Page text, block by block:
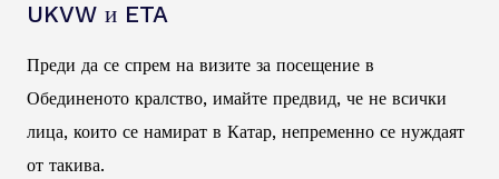
UKVW и ETA
Преди да се спрем на визите за посещение в
Обединеното кралство, имайте предвид, че не всички
лица, които се намират в Катар, непременно се нуждаят
от такива.